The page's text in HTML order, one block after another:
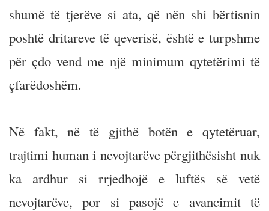
shumë të tjerëve si ata, që nën shi bërtisnin
poshtë dritareve të qeverisë, është e turpshme
për çdo vend me një minimum qytetërimi të
çfarëdoshëm.
Në fakt, në të gjithë botën e qytetëruar,
trajtimi human i nevojtarëve përgjithësisht nuk
ka ardhur si rrjedhojë e luftës së vetë
nevojtarëve, por si pasojë e avancimit të